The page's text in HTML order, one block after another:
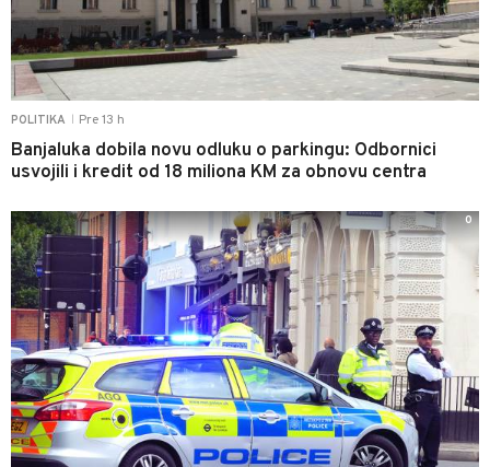
POLITIKA Pre 13 h
Banjaluka dobila novu odluku o parkingu: Odbornici
usvojili i kredit od 18 miliona KM za obnovu centra
0